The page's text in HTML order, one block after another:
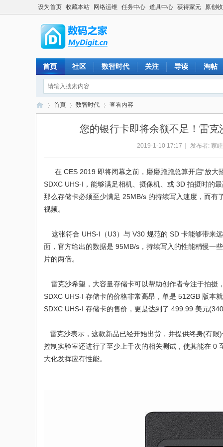
设为首页 收藏本站 网络运维 任务中心 道具中心 获得家元 原创
首頁 社区 数智时代 关注 导读 淘帖
首頁 数智时代 查看内容
您的银行卡即将余额不足！雷
2019-1-10 17:17 发布者: 家睦
在 CES 2019 即将闭幕之前，磨磨蹭蹭总算开启“放
SDXC UHS-I，能够满足相机、摄像机、或 3D 拍摄时的
那么存储卡必须至少满足 25MB/s 的持续写入速度，而
视频。
这张符合 UHS-I（U3）与 V30 规范的 SD 卡能够带来
面，官方给出的数据是 95MB/s，持续写入的性能稍慢一
片的两倍。
雷克沙希望，大容量存储卡可以帮助创作者专注于拍摄
SDXC UHS-I 存储卡的价格非常高昂，单是 512GB 版本
SDXC UHS-I 存储卡的售价，更是达到了 499.99 美元
雷克沙表示，这款新品已经开始出货，并提供终身(有
控制实验室还进行了至少上千次的相关测试，使其能在 0
大化发挥应有性能。